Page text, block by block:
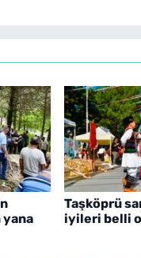
yana
Taşköprü
iyileri belli